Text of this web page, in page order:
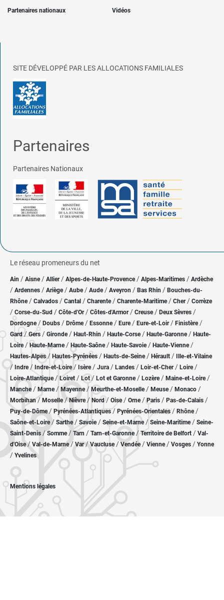
Partenaires nationaux Vidéos
SITE DÉVELOPPÉ PAR LES ALLOCATIONS FAMILIALES
Partenaires
Partenaires Nationaux
Le réseau promeneurs du net
Ain / Aisne/ Allier/ Alpes-de-Haute-Provence / Alpes-Maritimes / Ardèche
/ Ardennes / Ariège/ Aube/ Aude / Aveyron / Bas Rhin / Bouches-du-
Rhône/ Calvados / Cantal / Charente / Charente-Maritime/ Cher / Corrèze
/ Corse-du-Sud / Côte-d'Or / Côtes-d'Armor/ Creuse/ Deux Sèvres /
Dordogne/ Doubs / Drôme/ Essonne / Eure/ Eure-et-Loir / Finistère/
Gard/Gers / Gironde/ Haut-Rhin / Haute-Corse/ Haute-Garonne/ Haute-
Loire/Haute-Marne/ Haute-Saône/ Haute-Savoie/ Haute-Vienne/
Hautes-Alpes/ Hautes-Pyrénées / Hauts-de-Seine/ Hérault / Ille-et-Vilaine
/ Indre/ Indre-et-Loire/ Isère/ Jura / Landes / Loir-et-Cher/ Loire/
Loire-Atlantique/ Loiret / Lot/ Lot et Garonne/ Lozère / Maine-et-Loire/
Manche/ Marne/ Mayenne/ Meurthe-et-Moselle/ Meuse/ Monaco /
Morbihan/ Moselle/ Nièvre / Nord/ Oise / Orne/Paris / Pas-de-Calais /
Puy-de-Dôme/ Pyrénées-Atlantiques / Pyrénées-Orientales / Rhône/
Saône-et-Loire/ Sarthe/ Savoie/ Seine-et-Marne/ Seine-Maritime/ Seine-
Saint-Denis /Somme/ Tarn / Tarn-et-Garonne/Territoire de Belfort / Val-
d'Oise/ Val-de-Marne/Var/Vaucluse/ Vendée/ Vienne/ Vosges / Yonne
/ Yvelines
Mentions légales